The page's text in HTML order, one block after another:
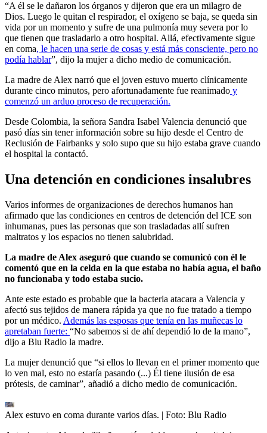
“A él se le dañaron los órganos y dijeron que era un milagro de
Dios. Luego le quitan el respirador, el oxígeno se baja, se queda sin
vida por un momento y sufre de una pulmonía muy severa por lo
que tienen que trasladarlo a otro hospital. Allá, efectivamente sigue
en coma, le hacen una serie de cosas y está más consciente, pero no
podía hablar”, dijo la mujer a dicho medio de comunicación.
La madre de Alex narró que el joven estuvo muerto clínicamente
durante cinco minutos, pero afortunadamente fue reanimado y
comenzó un arduo proceso de recuperación.
Desde Colombia, la señora Sandra Isabel Valencia denunció que
pasó días sin tener información sobre su hijo desde el Centro de
Reclusión de Fairbanks y solo supo que su hijo estaba grave cuando
el hospital la contactó.
Una detención en condiciones insalubres
Varios informes de organizaciones de derechos humanos han
afirmado que las condiciones en centros de detención del ICE son
inhumanas, pues las personas que son trasladadas allí sufren
maltratos y los espacios no tienen salubridad.
La madre de Alex aseguró que cuando se comunicó con él le
comentó que en la celda en la que estaba no había agua, el baño
no funcionaba y todo estaba sucio.
Ante este estado es probable que la bacteria atacara a Valencia y
afectó sus tejidos de manera rápida ya que no fue tratado a tiempo
por un médico. Además las esposas que tenía en las muñecas lo
apretaban fuerte: “No sabemos si de ahí dependió lo de la mano”,
dijo a Blu Radio la madre.
La mujer denunció que “si ellos lo llevan en el primer momento que
lo ven mal, esto no estaría pasando (...) Él tiene ilusión de esa
prótesis, de caminar”, añadió a dicho medio de comunicación.
Alex estuvo en coma durante varios días. | Foto: Blu Radio